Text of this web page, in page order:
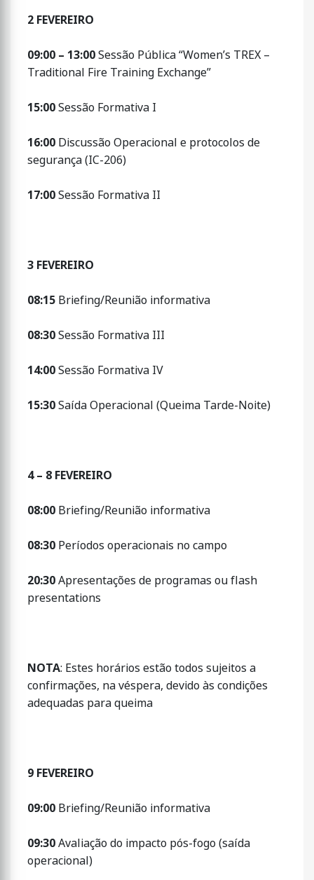
2 FEVEREIRO
09:00 – 13:00Sessão Pública “Women’s TREX –
Traditional Fire Training Exchange”
15:00Sessão Formativa I
16:00 Discussão Operacional e protocolos de
segurança (IC-206)
17:00Sessão Formativa II
3 FEVEREIRO
08:15 Briefing/Reunião informativa
08:30Sessão Formativa III
14:00Sessão Formativa IV
15:30Saída Operacional (Queima Tarde-Noite)
4 – 8 FEVEREIRO
08:00 Briefing/Reunião informativa
08:30 Períodos operacionais no campo
20:30Apresentações de programas ou flash
presentations
NOTA: Estes horários estão todos sujeitos a
confirmações, na véspera, devido às condições
adequadas para queima
9 FEVEREIRO
09:00 Briefing/Reunião informativa
09:30Avaliação do impacto pós-fogo (saída
operacional)